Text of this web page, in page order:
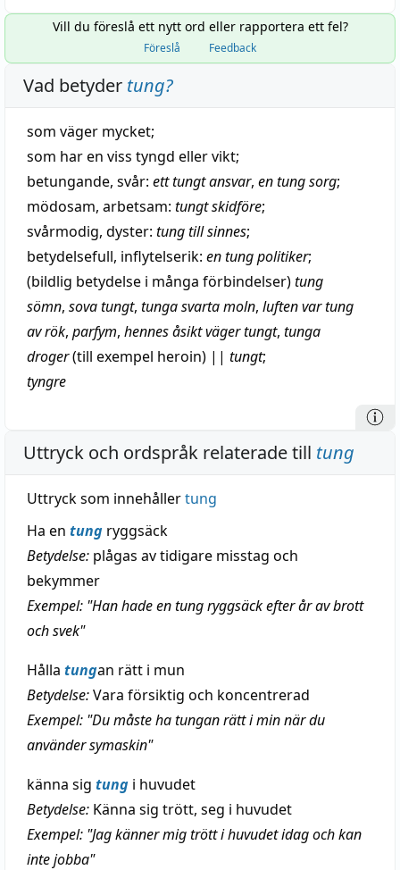
Vill du föreslå ett nytt ord eller rapportera ett fel?
Föreslå Feedback
Vad betyder tung?
som väger mycket;
som har en viss tyngd ellervikt;
betungande, svår: etttungtansvar, en tungsorg;
mödosam, arbetsam: tungtskidföre;
svårmodig, dyster: tung till sinnes;
betydelsefull, inflytelserik: en tungpolitiker;
(bildlig betydelse i många förbindelser)tung
sömn, sovatungt, tungasvartamoln, luften var tung
avrök, parfym, hennesåsiktvägertungt, tunga
droger(till exempel heroin) || tungt;
tyngre
Uttryck och ordspråk relaterade till tung
Uttryck som innehållertung
Ha en tung ryggsäck
Betydelse: plågas av tidigare misstag och
bekymmer
Exempel: "Han hade en tung ryggsäck efter år av brott
och svek"
Hålla tungan rätt i mun
Betydelse:Vara försiktig och koncentrerad
Exempel: "Du måste ha tungan rätt i min när du
använder symaskin"
känna sig tung i huvudet
Betydelse: Känna sig trött, seg i huvudet
Exempel: "Jag känner mig trött i huvudet idag och kan
inte jobba"